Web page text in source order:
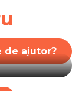
de ajutor?